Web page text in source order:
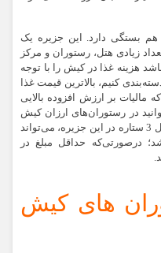
بستگی دارد. این جزیره یک
زیادی هتل، رستوران و مرکز
هزینه غذا در کیش را با توجه
کنیم، بالاترین قیمت غذا
بر ارزش افزوده بالایی
در رستوران‌های ارزان کیش
پیدا کنید؛ به‌طور مثال هزینه غذا در یک هتل 3 ستاره در این جزیره، می‌تواند
باشد؛ درصورتی‌که حداقل مبلغ در
های کیش